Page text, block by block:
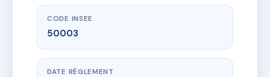
CODE INSEE
50003
DATE RÈGLEMENT